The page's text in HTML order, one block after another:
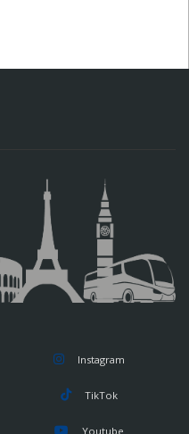
Instagram
TikTok
Youtube